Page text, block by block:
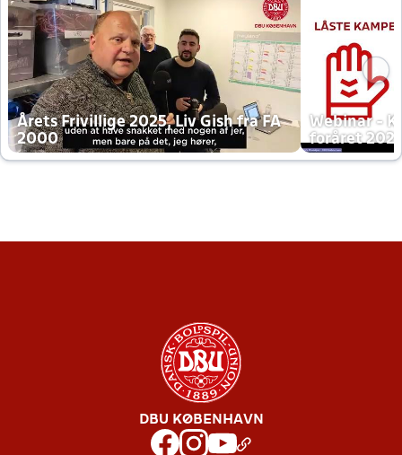
Årets Frivillige 2025, Liv Gish fra FA
2000
Webinar -
foråret
DBU KØBENHAVN